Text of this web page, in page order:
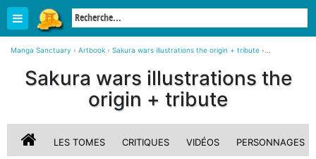
Manga Sanctuary › Artbook › Sakura wars illustrations the origin + tribute ›
Sakura wars illustrations the
origin + tribute
LES TOMES CRITIQUES VIDÉOS PERSONNAGES